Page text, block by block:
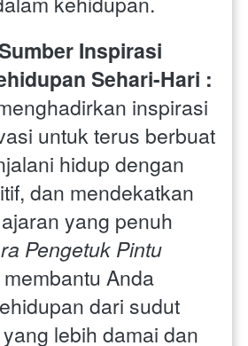
Inspirasi
inspirasi
untuk terus berbuat
hidup dengan
dan mendekatkan
yang penuh
Pengetuk Pintu
membantu Anda
dari sudut
lebih damai dan